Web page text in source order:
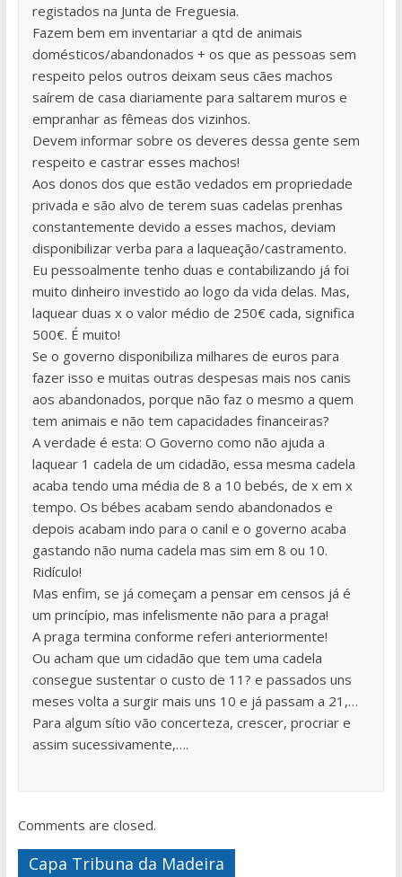
registados na Junta de Freguesia.
Fazem bem em inventariar a qtd de animais
domésticos/abandonados + os que as pessoas sem
respeito pelos outros deixam seus cães machos
saírem de casa diariamente para saltarem muros e
empranhar as fêmeas dos vizinhos.
Devem informar sobre os deveres dessa gente sem
respeito e castrar esses machos!
Aos donos dos que estão vedados em propriedade
privada e são alvo de terem suas cadelas prenhas
constantemente devido a esses machos, deviam
disponibilizar verba para a laqueação/castramento.
Eu pessoalmente tenho duas e contabilizando já foi
muito dinheiro investido ao logo da vida delas. Mas,
laquear duas x o valor médio de 250€ cada, significa
500€. É muito!
Se o governo disponibiliza milhares de euros para
fazer isso e muitas outras despesas mais nos canis
aos abandonados, porque não faz o mesmo a quem
tem animais e não tem capacidades financeiras?
A verdade é esta: O Governo como não ajuda a
laquear 1 cadela de um cidadão, essa mesma cadela
acaba tendo uma média de 8 a 10 bebés, de x em x
tempo. Os bébes acabam sendo abandonados e
depois acabam indo para o canil e o governo acaba
gastando não numa cadela mas sim em 8 ou 10.
Ridículo!
Mas enfim, se já começam a pensar em censos já é
um princípio, mas infelismente não para a praga!
A praga termina conforme referi anteriormente!
Ou acham que um cidadão que tem uma cadela
consegue sustentar o custo de 11? e passados uns
meses volta a surgir mais uns 10 e já passam a 21,…
Para algum sítio vão concerteza, crescer, procriar e
assim sucessivamente,….
Comments are closed.
Capa Tribuna da Madeira